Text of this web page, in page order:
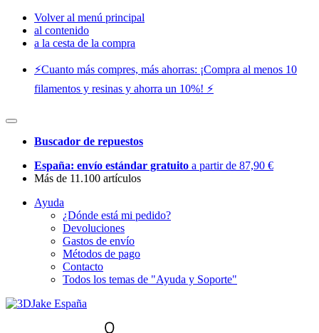
Volver al menú principal
al contenido
a la cesta de la compra
⚡️Cuanto más compres, más ahorras: ¡Compra al menos 10
filamentos y resinas y ahorra un 10%! ⚡️
Buscador de repuestos
España: envío estándar gratuito a partir de 87,90 €
Más de 11.100 artículos
Ayuda
¿Dónde está mi pedido?
Devoluciones
Gastos de envío
Métodos de pago
Contacto
Todos los temas de "Ayuda y Soporte"